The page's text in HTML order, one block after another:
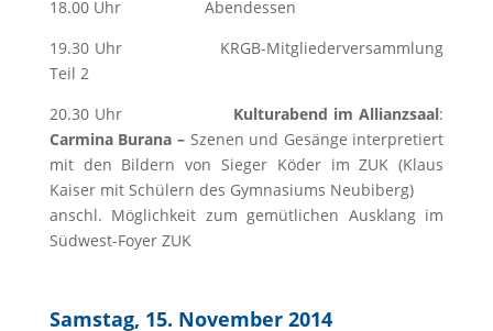
18.00 Uhr Abendessen
19.30 Uhr KRGB-Mitgliederversammlung
Teil 2
20.30 Uhr Kulturabend im Allianzsaal:
Carmina Burana – Szenen und Gesänge interpretiert
mit den Bildern von Sieger Köder im ZUK (Klaus
Kaiser mit Schülern des Gymnasiums Neubiberg)
anschl. Möglichkeit zum gemütlichen Ausklang im
Südwest-Foyer ZUK
Samstag, 15. November 2014